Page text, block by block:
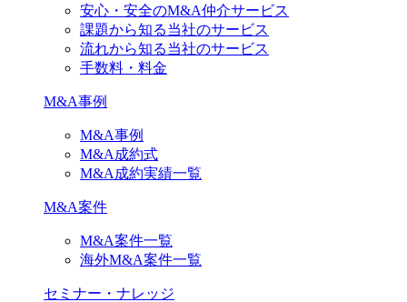
安心・安全のM&A仲介サービス
課題から知る当社のサービス
流れから知る当社のサービス
手数料・料金
M&A事例
M&A事例
M&A成約式
M&A成約実績一覧
M&A案件
M&A案件一覧
海外M&A案件一覧
セミナー・ナレッジ